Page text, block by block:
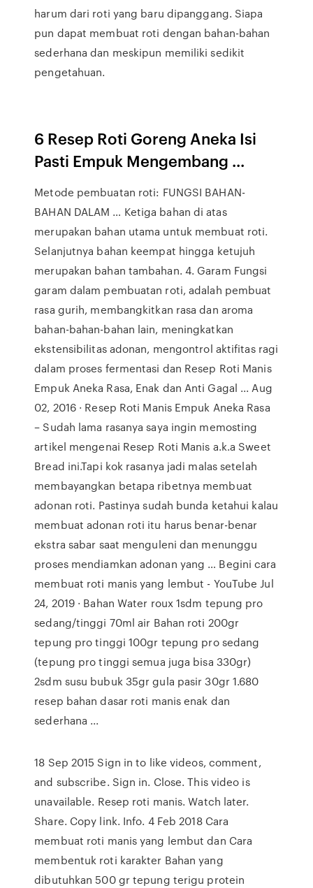
harum dari roti yang baru dipanggang. Siapa
pun dapat membuat roti dengan bahan-bahan
sederhana dan meskipun memiliki sedikit
pengetahuan.
6 Resep Roti Goreng Aneka Isi
Pasti Empuk Mengembang ...
Metode pembuatan roti: FUNGSI BAHAN-
BAHAN DALAM … Ketiga bahan di atas
merupakan bahan utama untuk membuat roti.
Selanjutnya bahan keempat hingga ketujuh
merupakan bahan tambahan. 4. Garam Fungsi
garam dalam pembuatan roti, adalah pembuat
rasa gurih, membangkitkan rasa dan aroma
bahan-bahan-bahan lain, meningkatkan
ekstensibilitas adonan, mengontrol aktifitas ragi
dalam proses fermentasi dan Resep Roti Manis
Empuk Aneka Rasa, Enak dan Anti Gagal ... Aug
02, 2016 · Resep Roti Manis Empuk Aneka Rasa
– Sudah lama rasanya saya ingin memosting
artikel mengenai Resep Roti Manis a.k.a Sweet
Bread ini.Tapi kok rasanya jadi malas setelah
membayangkan betapa ribetnya membuat
adonan roti. Pastinya sudah bunda ketahui kalau
membuat adonan roti itu harus benar-benar
ekstra sabar saat menguleni dan menunggu
proses mendiamkan adonan yang … Begini cara
membuat roti manis yang lembut - YouTube Jul
24, 2019 · Bahan Water roux 1sdm tepung pro
sedang/tinggi 70ml air Bahan roti 200gr
tepung pro tinggi 100gr tepung pro sedang
(tepung pro tinggi semua juga bisa 330gr)
2sdm susu bubuk 35gr gula pasir 30gr 1.680
resep bahan dasar roti manis enak dan
sederhana ...
18 Sep 2015 Sign in to like videos, comment,
and subscribe. Sign in. Close. This video is
unavailable. Resep roti manis. Watch later.
Share. Copy link. Info. 4 Feb 2018 Cara
membuat roti manis yang lembut dan Cara
membentuk roti karakter Bahan yang
dibutuhkan 500 gr tepung terigu protein